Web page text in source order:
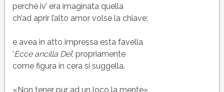
perché iv’ era imaginata quella
ch’ad aprir l’alto amor volse la chiave;
e avea in atto impressa esta favella
‘Ecce ancilla Deï‘, propriamente
come figura in cera si suggella.
«Non tener pur ad un loco la mente»,